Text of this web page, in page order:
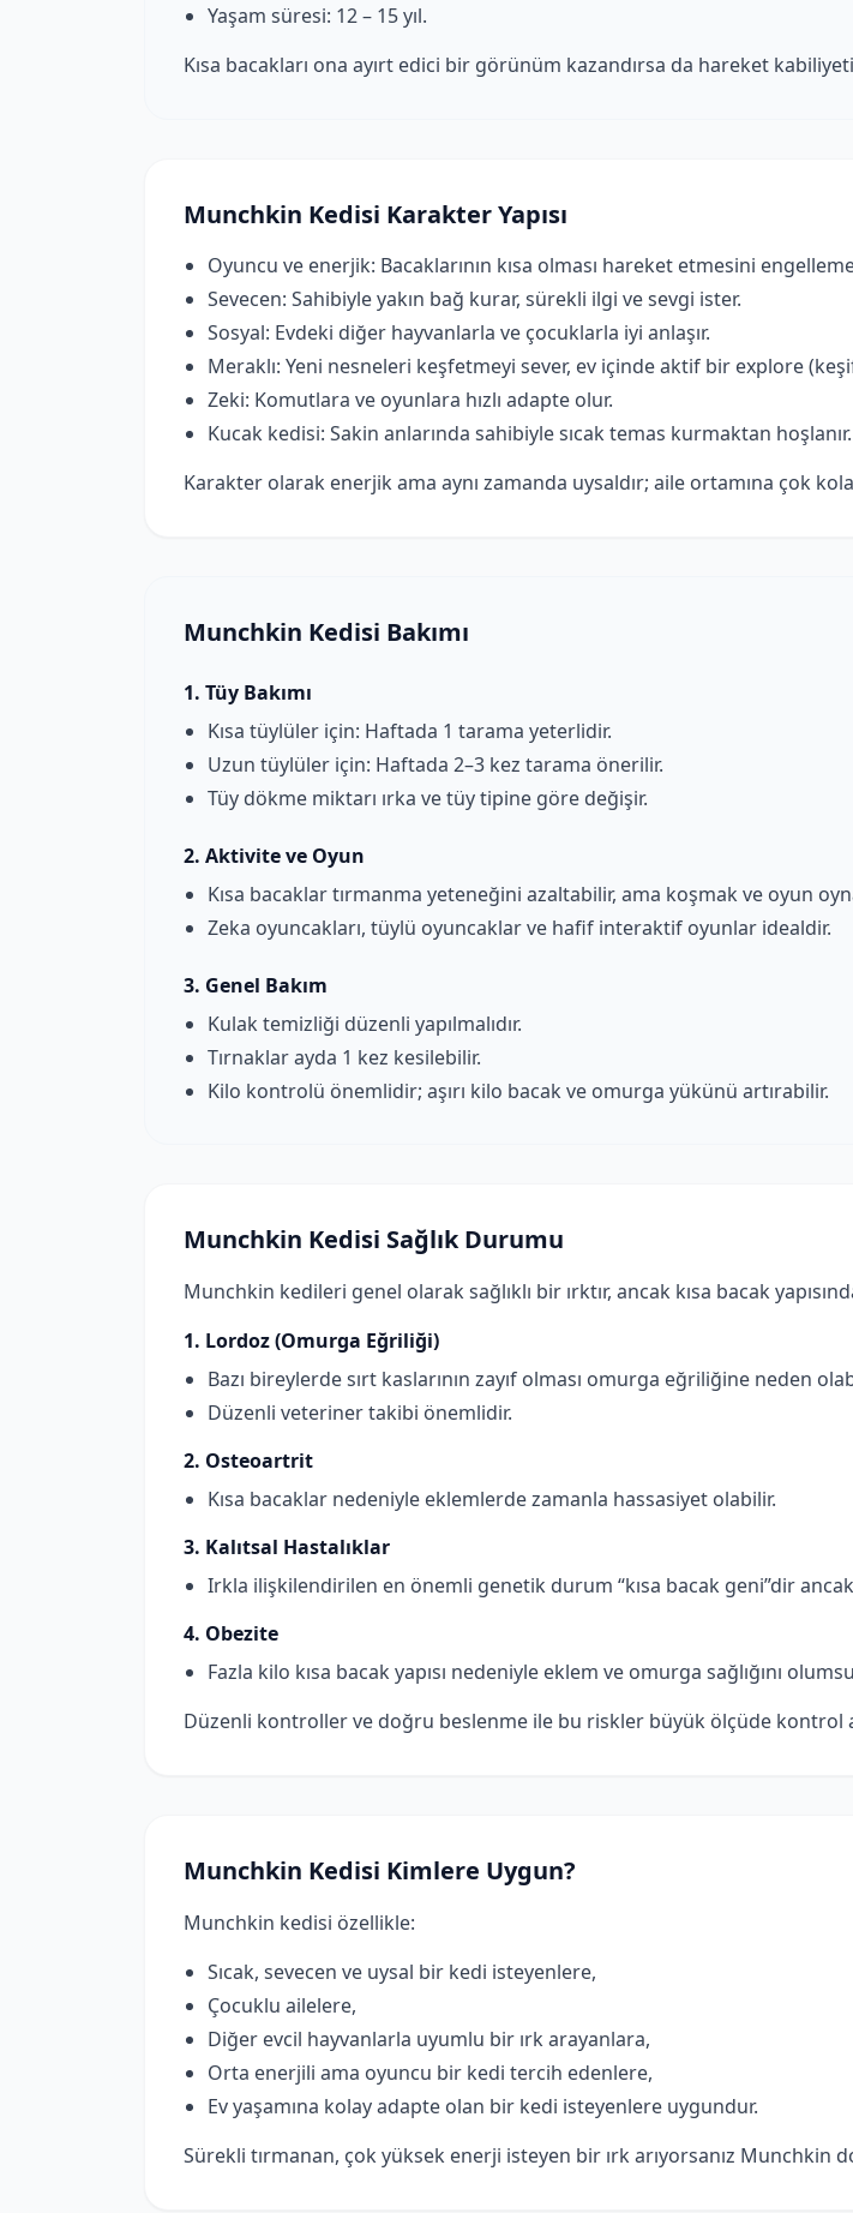
Yaşam süresi: 12 – 15 yıl.
Kısa bacakları ona ayırt edici bir görünüm kazandırsa da hareket kabiliyeti
Munchkin Kedisi Karakter Yapısı
Oyuncu ve enerjik: Bacaklarının kısa olması hareket etmesini
Sevecen: Sahibiyle yakın bağ kurar, sürekli ilgi ve sevgi ister.
Sosyal: Evdeki diğer hayvanlarla ve çocuklarla iyi anlaşır.
Meraklı: Yeni nesneleri keşfetmeyi sever, ev içinde aktif bir explore
Zeki: Komutlara ve oyunlara hızlı adapte olur.
Kucak kedisi: Sakin anlarında sahibiyle sıcak temas kurmaktan hoşlanır.
Karakter olarak enerjik ama aynı zamanda uysaldır; aile ortamına çok
Munchkin Kedisi Bakımı
1. Tüy Bakımı
Kısa tüylüler için: Haftada 1 tarama yeterlidir.
Uzun tüylüler için: Haftada 2–3 kez tarama önerilir.
Tüy dökme miktarı ırka ve tüy tipine göre değişir.
2. Aktivite ve Oyun
Kısa bacaklar tırmanma yeteneğini azaltabilir, ama koşmak ve oyun
Zeka oyuncakları, tüylü oyuncaklar ve hafif interaktif oyunlar idealdir.
3. Genel Bakım
Kulak temizliği düzenli yapılmalıdır.
Tırnaklar ayda 1 kez kesilebilir.
Kilo kontrolü önemlidir; aşırı kilo bacak ve omurga yükünü artırabilir.
Munchkin Kedisi Sağlık Durumu
Munchkin kedileri genel olarak sağlıklı bir ırktır, ancak kısa bacak
1. Lordoz (Omurga Eğriliği)
Bazı bireylerde sırt kaslarının zayıf olması omurga eğriliğine neden
Düzenli veteriner takibi önemlidir.
2. Osteoartrit
Kısa bacaklar nedeniyle eklemlerde zamanla hassasiyet olabilir.
3. Kalıtsal Hastalıklar
Irkla ilişkilendirilen en önemli genetik durum “kısa bacak geni”dir
4. Obezite
Fazla kilo kısa bacak yapısı nedeniyle eklem ve omurga sağlığını
Düzenli kontroller ve doğru beslenme ile bu riskler büyük ölçüde kontrol
Munchkin Kedisi Kimlere Uygun?
Munchkin kedisi özellikle:
Sıcak, sevecen ve uysal bir kedi isteyenlere,
Çocuklu ailelere,
Diğer evcil hayvanlarla uyumlu bir ırk arayanlara,
Orta enerjili ama oyuncu bir kedi tercih edenlere,
Ev yaşamına kolay adapte olan bir kedi isteyenlere uygundur.
Sürekli tırmanan, çok yüksek enerji isteyen bir ırk arıyorsanız Munchkin